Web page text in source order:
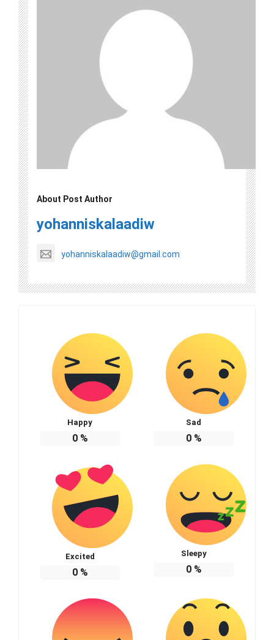
About Post Author
yohanniskalaadiw
yohanniskalaadiw@gmail.com
Happy
0%
Sad
0%
Excited
0%
Sleepy
0%